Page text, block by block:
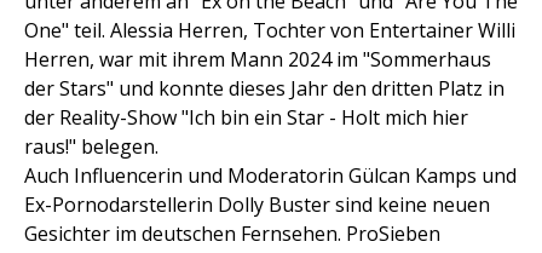
One" teil. Alessia Herren, Tochter von Entertainer Willi
Herren, war mit ihrem Mann 2024 im "Sommerhaus
der Stars" und konnte dieses Jahr den dritten Platz in
der Reality-Show "Ich bin ein Star - Holt mich hier
raus!" belegen.
Auch Influencerin und Moderatorin Gülcan Kamps und
Ex-Pornodarstellerin Dolly Buster sind keine neuen
Gesichter im deutschen Fernsehen. ProSieben